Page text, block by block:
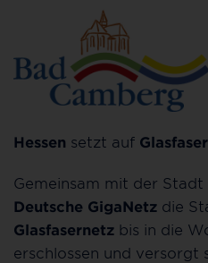
Hessen setzt auf Glasfaser
Gemeinsam mit der Stadt
Deutsche GigaNetz die
Glasfasernetz bis in die
erschlossen und versorgt